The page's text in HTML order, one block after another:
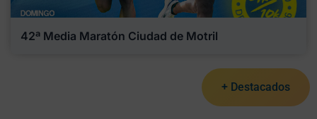
42ª Media Maratón Ciudad de Motril
+ Destacados